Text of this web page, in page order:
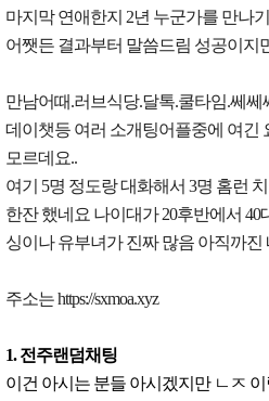
마지막 연애한지 2년 누군가를 만나
어쨋든 결과부터 말씀드림 성공이지
만남어때.러브식당.달톡.쿨타임.쎄쎄
데이챗등 여러 소개팅어플중에 여긴
모르데요..
여기 5명 정도랑 대화해서 3명 홈런
한잔 했네요 나이대가 20후반에서
싱이나 유부녀가 진짜 많음 아직까
주소는 https://sxmoa.xyz
1. 전주랜덤채팅
이건 아시는 분들 아시겠지만 ㄴㅈ